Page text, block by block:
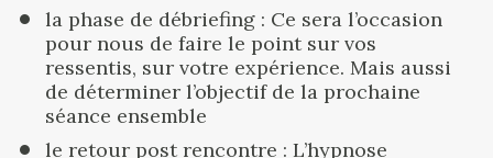
la phase de débriefing : Ce sera l’occasion
pour nous de faire le point sur vos
ressentis, sur votre expérience. Mais aussi
de déterminer l’objectif de la prochaine
séance ensemble
le retour post rencontre : L’hypnose